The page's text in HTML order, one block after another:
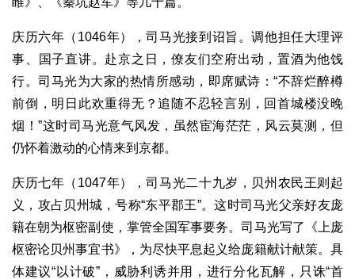
庆历六年（1046年），司马光接到诏旨。调他担任大理评
事、国子直讲。赴京之日，僚友们空府出动，置酒为他饯
行。司马光为大家的热情所感动，即席赋诗：“不辞烂醉樽
前倒，明日此欢重得无？追随不忍轻言别，回首城楼没晚
烟！”这时司马光意气风发，虽然宦海茫茫，风云莫测，但
仍怀着激动的心情来到京都。
庆历七年（1047年），司马光二十九岁，贝州农民王则起
义，攻占贝州城，号称“东平郡王”。这时司马光父亲好友庞
籍在朝为枢密副使，掌管全国军事要务。司马光写了《上庞
枢密论贝州事宜书》，为尽快平息起义给庞籍献计献策。具
体建议“以计破”，威胁利诱并用，进行分化瓦解，只诛“首